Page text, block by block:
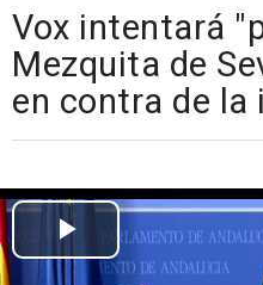
Vox intentará
Mezquita de
en contra de